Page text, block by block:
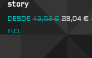
story
DESDE 43,56€ 29,04 €
INCL